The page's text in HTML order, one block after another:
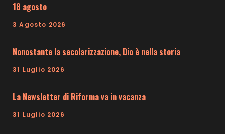
18 agosto
3 Agosto 2026
Nonostante la secolarizzazione, Dio è nella storia
31 Luglio 2026
La Newsletter di Riforma va in vacanza
31 Luglio 2026